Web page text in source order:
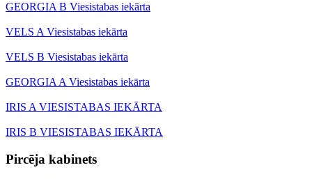
GEORGIA B Viesistabas iekārta
VELS A Viesistabas iekārta
VELS B Viesistabas iekārta
GEORGIA A Viesistabas iekārta
IRIS A VIESISTABAS IEKĀRTA
IRIS B VIESISTABAS IEKĀRTA
Pircēja kabinets